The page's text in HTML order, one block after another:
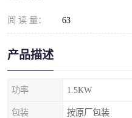
阅 读 量： 63
产品描述
功率 1.5KW
包装 按原厂包装